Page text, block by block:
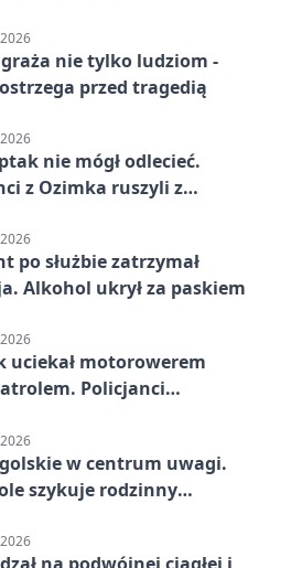
nie tylko ludziom -
przed tragedią
nie mógł odlecieć.
z Ozimka ruszyli z
po służbie zatrzymał
Alkohol ukrył za paskiem
uciekał motorowerem
Policjanci
w centrum uwagi.
szykuje rodzinny